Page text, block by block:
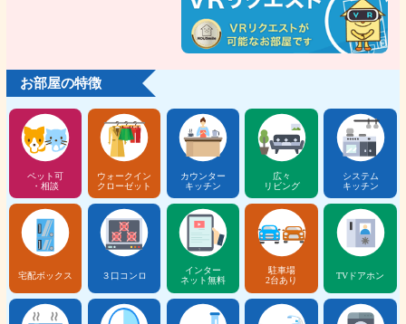
お部屋の特徴
ペット可
・相談
ウォークイン
クローゼット
カウンター
キッチン
広々
リビング
システム
キッチン
宅配ボックス ３口コンロ
インター
ネット無料
駐車場
2台あり
TVドアホン